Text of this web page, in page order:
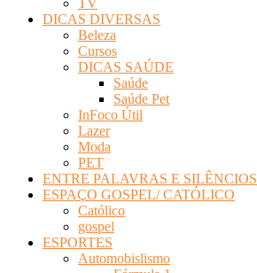
TV
DICAS DIVERSAS
Beleza
Cursos
DICAS SAÚDE
Saúde
Saúde Pet
InFoco Útil
Lazer
Moda
PET
ENTRE PALAVRAS E SILÊNCIOS
ESPAÇO GOSPEL/ CATÓLICO
Católico
gospel
ESPORTES
Automobislismo